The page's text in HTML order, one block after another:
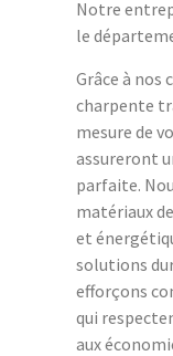
Notre
le
Grâce à nos
charpente
mesure de
assureront
parfaite.
matériaux
et
solutions
efforçons
qui
aux